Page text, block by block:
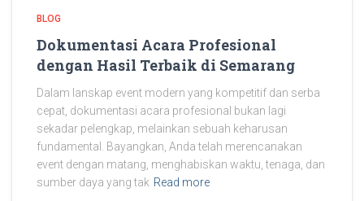
BLOG
Dokumentasi Acara Profesional
dengan Hasil Terbaik di Semarang
Dalam lanskap event modern yang kompetitif dan serba
cepat, dokumentasi acara profesional bukan lagi
sekadar pelengkap, melainkan sebuah keharusan
fundamental. Bayangkan, Anda telah merencanakan
event dengan matang, menghabiskan waktu, tenaga, dan
sumber daya yang tak Read more